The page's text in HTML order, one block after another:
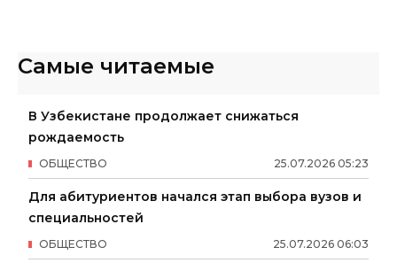
Самые читаемые
В Узбекистане продолжает снижаться
рождаемость
25.07.2026 05:23
ОБЩЕСТВО
Для абитуриентов начался этап выбора вузов и
специальностей
25.07.2026 06:03
ОБЩЕСТВО